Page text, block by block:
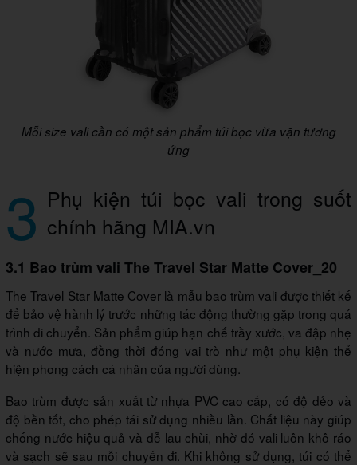
Mỗi size vali cần có một sản phẩm túi bọc vừa vặn tương
ứng
3 Phụ kiện túi bọc vali trong suốt
chính hãng MIA.vn
3.1 Bao trùm vali The Travel Star Matte Cover_20
The Travel Star Matte Cover là mẫu bao trùm vali được thiết kế
để bảo vệ hành lý trước những tác động thường gặp trong quá
trình di chuyển. Sản phẩm giúp hạn chế trầy xước, va đập nhẹ
và nước mưa, đồng thời đóng vai trò như một phụ kiện thể
hiện phong cách cá nhân của người dùng.
Bao trùm được sản xuất từ nhựa PVC cao cấp, có độ dẻo và
độ bền tốt, cho phép tái sử dụng nhiều lần. Chất liệu này giúp
chống nước hiệu quả và dễ lau chùi, nhờ đó vali luôn khô ráo
và sạch sẽ sau mỗi chuyến đi. Khi không sử dụng, túi có thể